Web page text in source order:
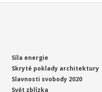
Síla energie
Skryté poklady architektury
Slavnosti svobody 2020
Svět zblízka